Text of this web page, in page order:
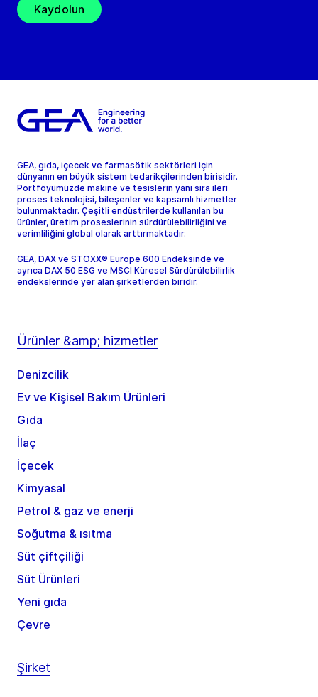
Kaydolun
GEA, gıda, içecek ve farmasötik sektörleri için
dünyanın en büyük sistem tedarikçilerinden birisidir.
Portföyümüzde makine ve tesislerin yanı sıra ileri
proses teknolojisi, bileşenler ve kapsamlı hizmetler
bulunmaktadır. Çeşitli endüstrilerde kullanılan bu
ürünler, üretim proseslerinin sürdürülebilirliğini ve
verimliliğini global olarak arttırmaktadır.
GEA, DAX ve STOXX® Europe 600 Endeksinde ve
ayrıca DAX 50 ESG ve MSCI Küresel Sürdürülebilirlik
endekslerinde yer alan şirketlerden biridir.
Ürünler &amp; hizmetler
Denizcilik
Ev ve Kişisel Bakım Ürünleri
Gıda
İlaç
İçecek
Kimyasal
Petrol & gaz ve enerji
Soğutma & ısıtma
Süt çiftçiliği
Süt Ürünleri
Yeni gıda
Çevre
Şirket